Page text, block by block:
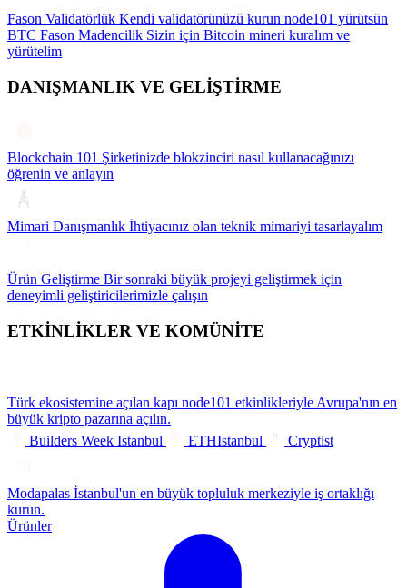
Fason Validatörlük Kendi validatörünüzü kurun node101 yürütsün
BTC Fason Madencilik Sizin için Bitcoin mineri kuralım ve
yürütelim
DANIŞMANLIK VE GELİŞTİRME
Blockchain 101 Şirketinizde blokzinciri nasıl kullanacağınızı
öğrenin ve anlayın
Mimari Danışmanlık İhtiyacınız olan teknik mimariyi tasarlayalım
Ürün Geliştirme Bir sonraki büyük projeyi geliştirmek için
deneyimli geliştiricilerimizle çalışın
ETKİNLİKLER VE KOMÜNİTE
Türk ekosistemine açılan kapı node101 etkinlikleriyle Avrupa'nın en
büyük kripto pazarına açılın.
Builders Week Istanbul
ETHIstanbul Cryptist
Modapalas İstanbul'un en büyük topluluk merkeziyle iş ortaklığı
kurun.
Ürünler